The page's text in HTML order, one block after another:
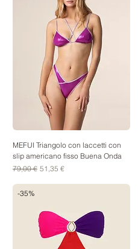
MEFUI Triangolo con laccetti con
slip americano fisso Buena Onda
Prezzo regolare
79,00 € Prezzo scontato
51,35 €
-35%